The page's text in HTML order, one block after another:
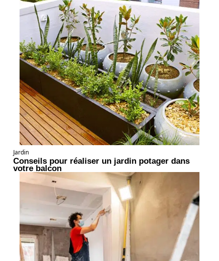
Jardin
Conseils pour réaliser un jardin potager dans
votre balcon